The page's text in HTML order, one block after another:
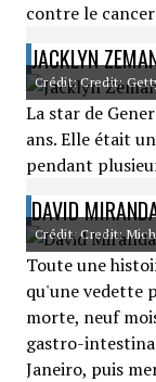
contre le
JACKLYN
Crédit: Credit:
La star de
ans. Elle était
pendant
DAVID
Crédit: Credit:
Toute une
qu'une vedette
morte, neuf
gastro-
Janeiro, puis